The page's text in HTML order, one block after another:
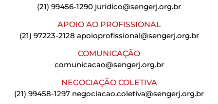
(21) 99456-1290 juridico@sengerj.org.br
APOIO AO PROFISSIONAL
(21) 97223-2128 apoioprofissional@sengerj.org.br
COMUNICAÇÃO
comunicacao@sengerj.org.br
NEGOCIAÇÃO COLETIVA
(21) 99458-1297 negociacao.coletiva@sengerj.org.br